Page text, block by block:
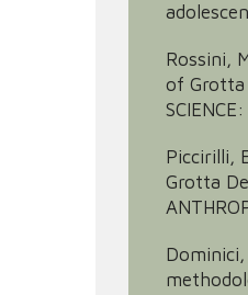
Rossini,
of Grotta
Piccirilli,
Grotta